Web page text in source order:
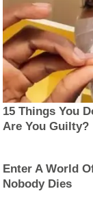
15 Things You
Are You Guilty?
Enter A World
Nobody Dies